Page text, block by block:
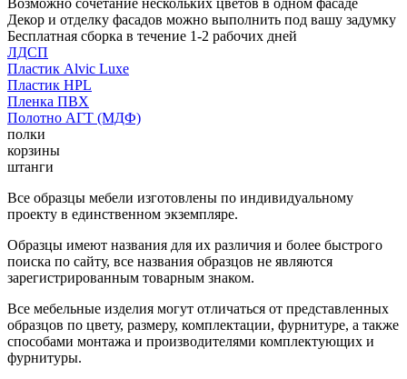
Декор и отделку фасадов можно выполнить под вашу задумку
Бесплатная сборка в течение 1-2 рабочих дней
ЛДСП
Пластик Alvic Luxe
Пластик HPL
Пленка ПВХ
Полотно АГТ (МДФ)
полки
корзины
штанги
Все образцы мебели изготовлены по индивидуальному
проекту в единственном экземпляре.
Образцы имеют названия для их различия и более быстрого
поиска по сайту, все названия образцов не являются
зарегистрированным товарным знаком.
Все мебельные изделия могут отличаться от представленных
образцов по цвету, размеру, комплектации, фурнитуре, а также
способами монтажа и производителями комплектующих и
фурнитуры.